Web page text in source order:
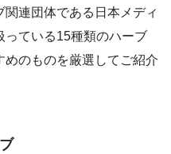
連団体である日本メディ
っている15種類のハーブ
のものを厳選してご紹介